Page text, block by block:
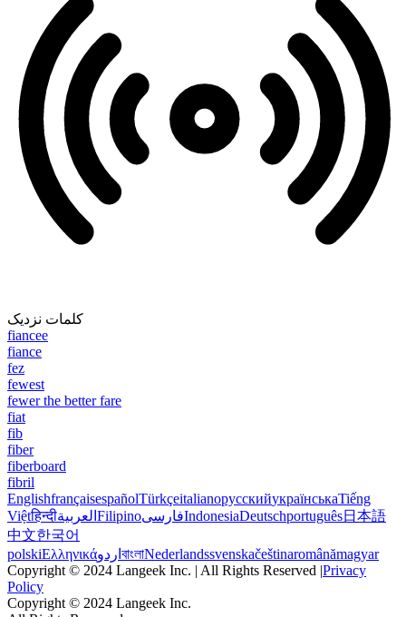
کلمات نزدیک
fiancee
fiance
fez
fewest
fewer the better fare
fiat
fib
fiber
fiberboard
fibril
EnglishfrançaisespañolTürkçeitalianoрусскийукраїнськаTiếng
Việtहिन्दीالعربية FilipinoفارسیIndonesiaDeutschportuguês日本語
中文한국어
polskiΕλληνικάاردو বাংলাNederlandssvenskačeštinaromânămagyar
Copyright © 2024 Langeek Inc. | All Rights Reserved |Privacy
Policy
Copyright © 2024 Langeek Inc.